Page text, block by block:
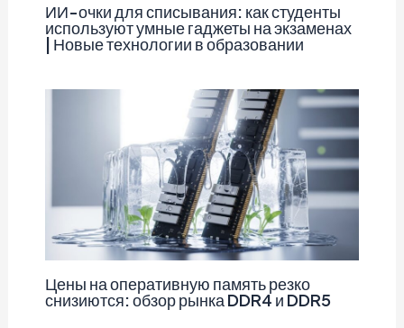
ИИ-очки для списывания: как студенты
используют умные гаджеты на экзаменах
| Новые технологии в образовании
Цены на оперативную память резко
снизиются: обзор рынка DDR4 и DDR5